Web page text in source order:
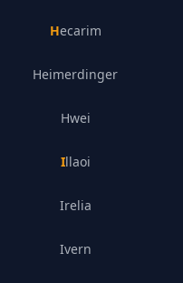
Hecarim
Heimerdinger
Hwei
Illaoi
Irelia
Ivern